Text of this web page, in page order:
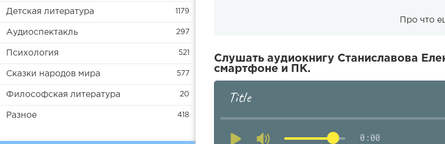
Детская литература 1179
Аудиоспектакль 297
Психология 521
Сказки народов мира 577
Философская литература 20
Разное 418
Про что
Слушать аудиокнигу Станиславова
смартфоне и ПК.
Title
0:00